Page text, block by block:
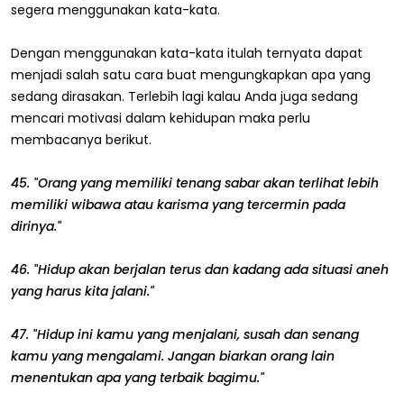
segera menggunakan kata-kata.
Dengan menggunakan kata-kata itulah ternyata dapat
menjadi salah satu cara buat mengungkapkan apa yang
sedang dirasakan. Terlebih lagi kalau Anda juga sedang
mencari motivasi dalam kehidupan maka perlu
membacanya berikut.
45. "Orang yang memiliki tenang sabar akan terlihat lebih
memiliki wibawa atau karisma yang tercermin pada
dirinya."
46. "Hidup akan berjalan terus dan kadang ada situasi aneh
yang harus kita jalani."
47. "Hidup ini kamu yang menjalani, susah dan senang
kamu yang mengalami. Jangan biarkan orang lain
menentukan apa yang terbaik bagimu."